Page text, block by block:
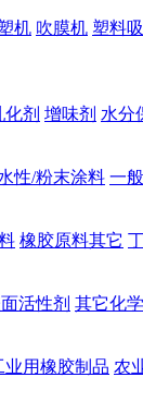
机 吹膜机 塑料
化剂 增味剂 水分
性/粉末涂料 一
橡胶原料其它
活性剂 其它化
业用橡胶制品 农